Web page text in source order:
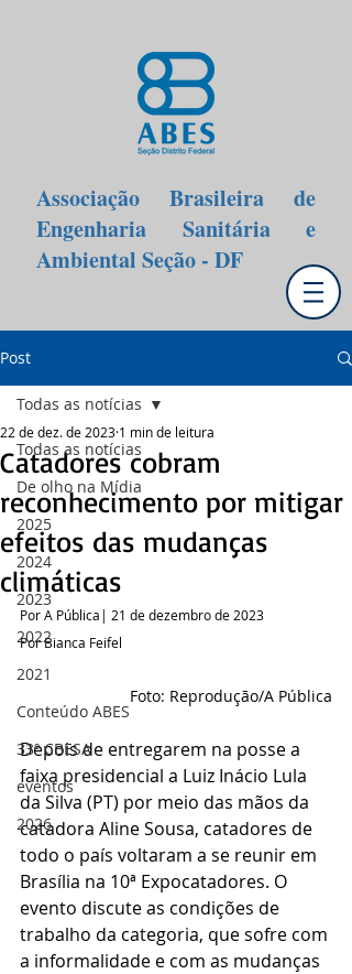
Associação Brasileira de
Engenharia Sanitária e
Ambiental Seção - DF
Post
Todas as notícias
De olho na Mídia
2025
2024
2023
2022
2021
Conteúdo ABES
33º CBESA
eventos
2026
Todas as notícias
Catadores cobram
reconhecimento por mitigar
efeitos das mudanças
climáticas
22 de dez. de 2023 1 min de leitura
Por A Pública| 21 de dezembro de 2023
Por Bianca Feifel
Foto: Reprodução/A Pública
Depois de entregarem na posse a
faixa presidencial a Luiz Inácio Lula
da Silva (PT) por meio das mãos da
catadora Aline Sousa, catadores de
todo o país voltaram a se reunir em
Brasília na 10ª Expocatadores. O
evento discute as condições de
trabalho da categoria, que sofre com
a informalidade e com as mudanças